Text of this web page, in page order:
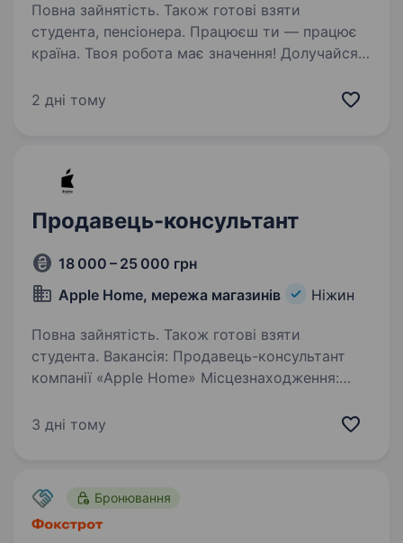
Повна зайнятість. Також готові взяти
студента, пенсіонера. Працюєш ти — працює
країна. Твоя робота має значення! Долучайся
нашої країни разом! Шукаємо ПРОДАВЦЯ-
2 дні тому
Продавець-консультант
18 000 – 25 000 грн
Apple Home, мережа магазинів
Ніжин
Повна зайнятість. Також готові взяти
студента. Вакансія: Продавець-консультант
компанії «Apple Home» Місцезнаходження:
продавця-консультанта в магазин з продажу
3 дні тому
Бронювання